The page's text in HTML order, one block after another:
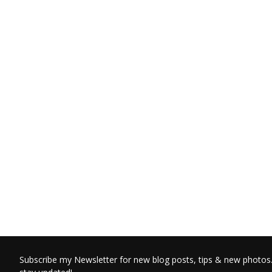
Subscribe my Newsletter for new blog posts, tips & new